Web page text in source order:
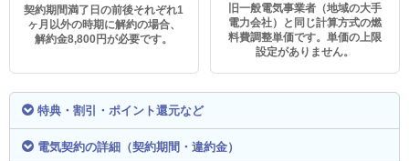
契約期間満了日の前後それぞれ1
ヶ月以外の時期に解約の場合、
解約金8,800円が必要です。
旧一般電気事業者（地域の大手
電力会社）と同じ計算方式の燃
料費調整単価です。単価の上限
設定がありません。
特典・割引・ポイント還元など
電気契約の詳細（契約期間・違約金）